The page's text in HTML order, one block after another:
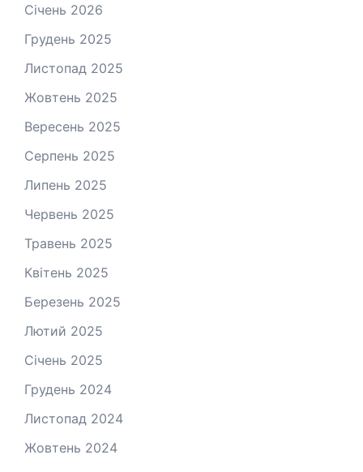
Січень 2026
Грудень 2025
Листопад 2025
Жовтень 2025
Вересень 2025
Серпень 2025
Липень 2025
Червень 2025
Травень 2025
Квітень 2025
Березень 2025
Лютий 2025
Січень 2025
Грудень 2024
Листопад 2024
Жовтень 2024